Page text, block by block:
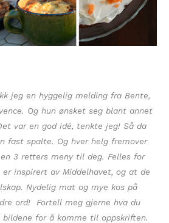
jeg en hyggelig melding fra Bente,
Og hun ønsket seg blant annet
var en god idé, tenkte jeg! Så da
fast spalte. Og hver helg fremover
3 retters meny til deg. Felles for
inspirert av Middelhavet, og at de
Nydelig mat og mye kos på
ord! Fortell meg gjerne hva du
bildene for å komme til oppskriften.